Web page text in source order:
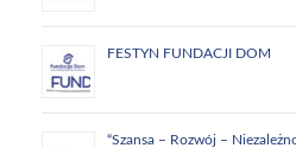
FESTYN FUNDACJI DOM
“Szansa – Rozwój –